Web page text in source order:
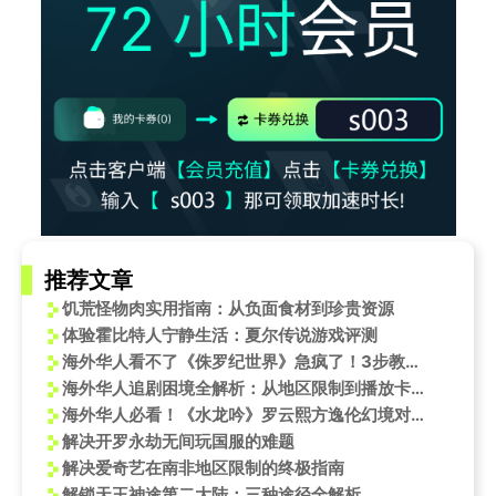
推荐文章
饥荒怪物肉实用指南：从负面食材到珍贵资源
体验霍比特人宁静生活：夏尔传说游戏评测
海外华人看不了《侏罗纪世界》急疯了！3步教你破解视频地区限制
海外华人追剧困境全解析：从地区限制到播放卡顿，这些方法让你不再错过好剧
海外华人必看！《水龙吟》罗云熙方逸伦幻境对决，如何突破地区限制追剧不卡顿？
解决开罗永劫无间玩国服的难题
解决爱奇艺在南非地区限制的终极指南